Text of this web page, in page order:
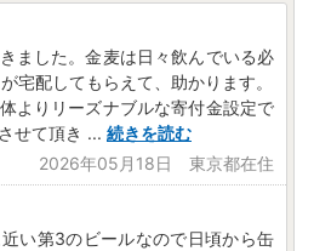
ました。金麦は日々飲んでいる必
宅配してもらえて、助かります。
よりリーズナブルな寄付金設定で
せて頂き ... 続きを読む
2026年05月18日 東京都在住
い第3のビールなので日頃から缶